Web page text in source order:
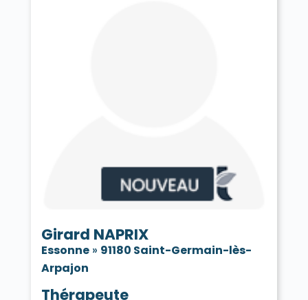
Girard NAPRIX
Essonne» 91180 Saint-Germain-lès-
Arpajon
Thérapeute